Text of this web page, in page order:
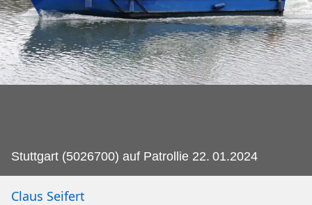
Stuttgart (5026700) auf Patrollie 22. 01.2024
Claus Seifert